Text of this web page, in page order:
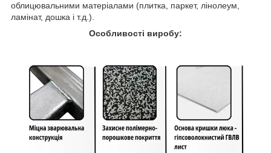
облицювальними матеріалами (плитка, паркет, лінолеум,
ламінат, дошка і т.д.).
Особливості виробу: